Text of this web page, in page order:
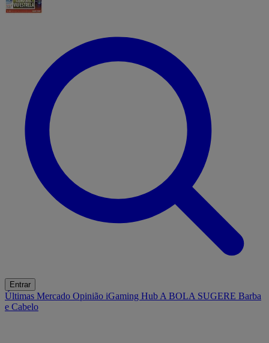
Entrar
Últimas Mercado Opinião iGaming Hub A BOLA SUGERE Barba
e Cabelo